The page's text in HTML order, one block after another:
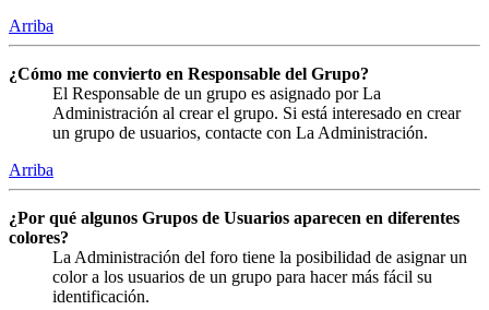
Arriba
¿Cómo me convierto en Responsable del Grupo?
El Responsable de un grupo es asignado por La
Administración al crear el grupo. Si está interesado en crear
un grupo de usuarios, contacte con La Administración.
Arriba
¿Por qué algunos Grupos de Usuarios aparecen en diferentes
colores?
La Administración del foro tiene la posibilidad de asignar un
color a los usuarios de un grupo para hacer más fácil su
identificación.